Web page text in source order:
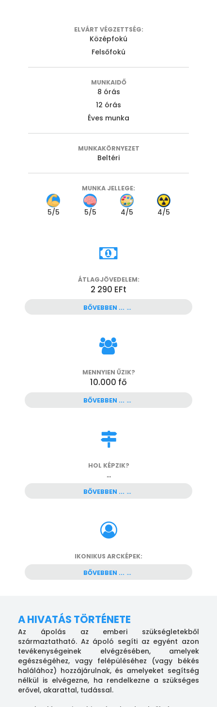
ELVÁRT VÉGZETTSÉG:
Középfokú
Felsőfokú
MUNKAIDŐ
8 órás
12 órás
Éves munka
MUNKAKÖRNYEZET
Beltéri
MUNKA JELLEGE:
5/5 5/5 4/5 4/5
ÁTLAGJÖVEDELEM:
2 290 EFt
BŐVEBBEN ...
MENNYIEN ŰZIK?
10.000 fő
BŐVEBBEN ...
HOL KÉPZIK?
...
BŐVEBBEN ...
IKONIKUS ARCKÉPEK:
BŐVEBBEN ...
A HIVATÁS TÖRTÉNETE
Az ápolás az emberi szükségletekből
származtatható. Az ápoló segíti az egyént azon
tevékenységeinek elvégzésében, amelyek
egészségéhez, vagy felépüléséhez (vagy békés
halálához) hozzájárulnak, és amelyeket segítség
nélkül is elvégezne, ha rendelkezne a szükséges
erővel, akarattal, tudással.